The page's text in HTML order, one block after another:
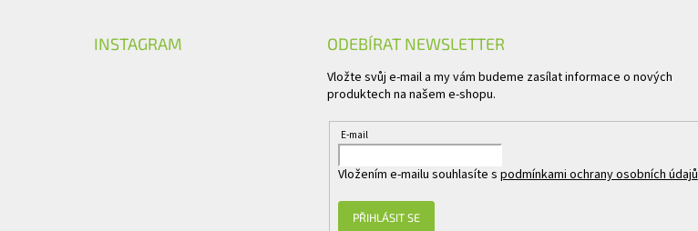
INSTAGRAM ODEBÍRAT NEWSLETTER
Vložte svůj e-mail a my vám budeme zasílat informace o nových
produktech na našem e-shopu.
E-mail
Vložením e-mailu souhlasíte s podmínkami ochrany osobních údajů
PŘIHLÁSIT SE